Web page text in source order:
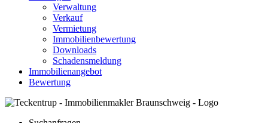
Verwaltung
Verkauf
Vermietung
Immobilienbewertung
Downloads
Schadensmeldung
Immobilienangebot
Bewertung